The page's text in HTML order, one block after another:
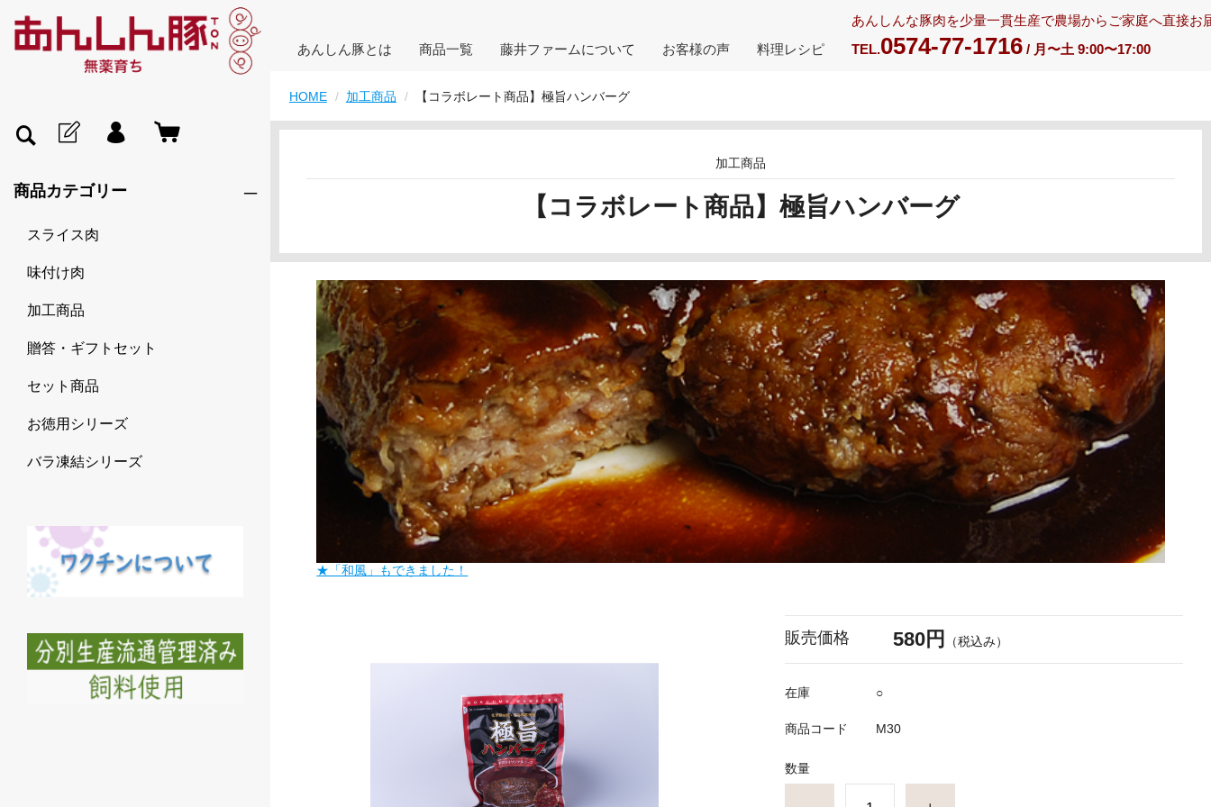
あんしん豚とは 商品一覧 藤井ファームについて お客様の声 料理レシピ
あんしんな豚肉を少量一貫生産で農場からご家庭へ直接お
TEL.0574-77-1716 / 月〜土 9:00〜17:00
商品カテゴリー
スライス肉
味付け肉
加工商品
贈答・ギフトセット
セット商品
お徳用シリーズ
バラ凍結シリーズ
HOME 加工商品 【コラボレート商品】極旨ハンバーグ
加工商品
【コラボレート商品】極旨ハンバーグ
★「和風」もできました！
販売価格 580円 （税込み）
在庫 ○
商品コード M30
数量